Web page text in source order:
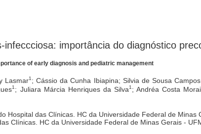
infeccciosa: importância do diagnóstico
of early diagnosis and pediatric management
Lasmar1 ; Cássio da Cunha Ibiapina; Silvia de Sousa
1 ; Juliara Márcia Henriques da Silva1 ; Andréa Costa
Hospital das Clínicas. HC da Universidade Federal de
Clínicas. HC da Universidade Federal de Minas Gerais -